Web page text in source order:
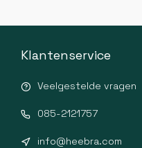
Klantenservice
Veelgestelde vragen
085-2121757
info@heebra.com